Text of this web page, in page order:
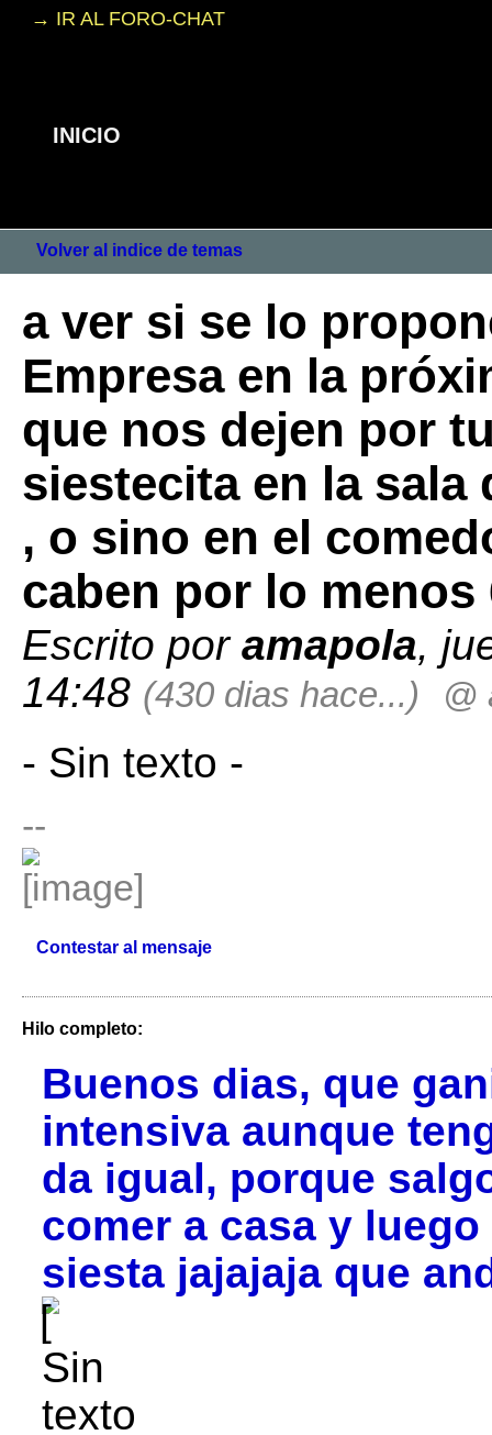
→ IR AL FORO-CHAT
INICIO
Volver al indice de temas
a ver si se lo
Empresa en la
que nos dejen por
siestecita en la sala
, o sino en el
caben por lo
Escrito por amapola,
14:48 (430 dias hace...) @
- Sin texto -
--
Contestar al mensaje
Hilo completo:
Buenos dias, que
intensiva aunque
da igual, porque
comer a casa y
siesta jajajaja que